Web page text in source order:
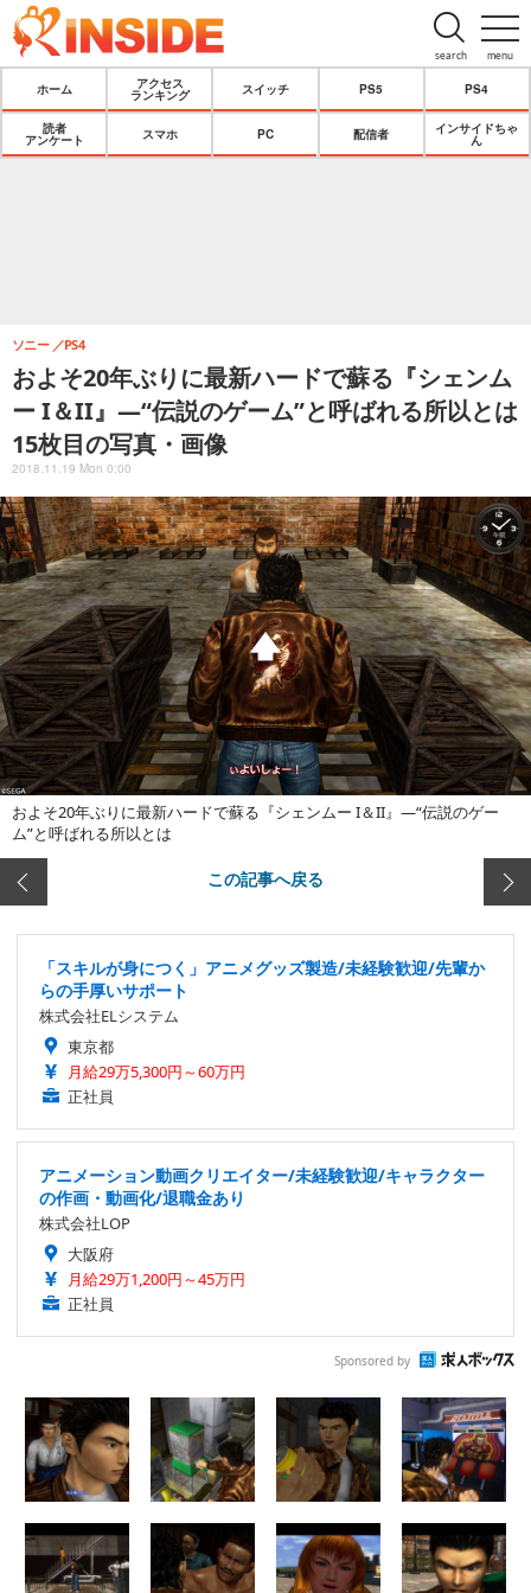
menu
search
ホーム
アクセス
ランキング
スイッチ PS5 PS4
読者
アンケート
スマホ PC 配信者
インサイドちゃ
ん
およそ20年ぶりに最新ハードで蘇る『シェンム
ー I＆II』―“伝説のゲーム”と呼ばれる所以とは
15枚目の写真・画像
ソニー PS4
2018.11.19 Mon 0:00
およそ20年ぶりに最新ハードで蘇る『シェンムー I＆II』―“伝説のゲー
ム”と呼ばれる所以とは
この記事へ戻る
「スキルが身につく」アニメグッズ製造/未経験歓迎/先輩か
らの手厚いサポート
株式会社ELシステム
東京都
月給29万5,300円～60万円
正社員
アニメーション動画クリエイター/未経験歓迎/キャラクター
の作画・動画化/退職金あり
株式会社LOP
大阪府
月給29万1,200円～45万円
正社員
Sponsored by